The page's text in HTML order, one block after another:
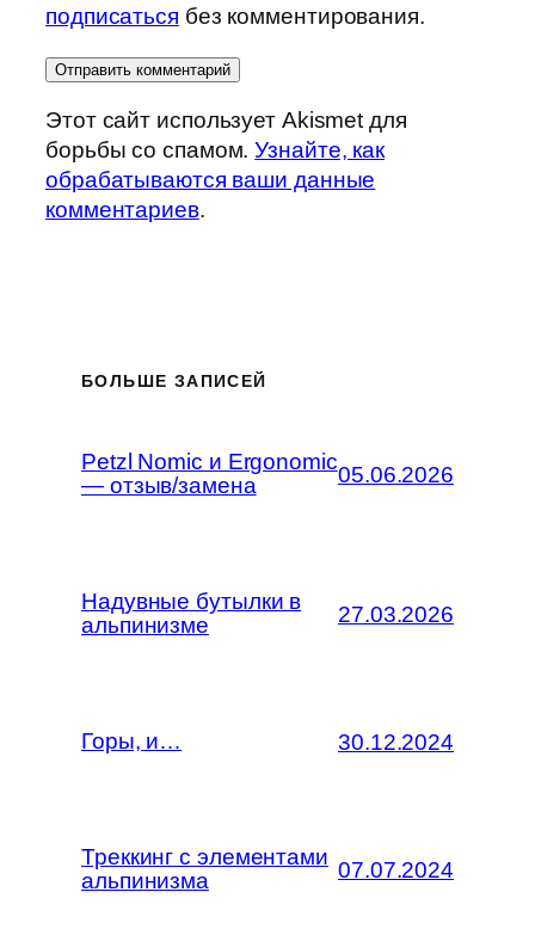
подписаться без комментирования.
Этот сайт использует Akismet для
борьбы со спамом.Узнайте, как
обрабатываются ваши данные
комментариев.
БОЛЬШЕ ЗАПИСЕЙ
Petzl Nomic и Ergonomic
— отзыв/замена
05.06.2026
Надувные бутылки в
альпинизме
27.03.2026
Горы, и… 30.12.2024
Треккинг с элементами
альпинизма
07.07.2024